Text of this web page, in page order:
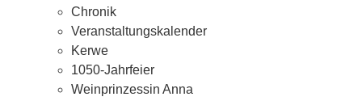
Chronik
Veranstaltungskalender
Kerwe
1050-Jahrfeier
Weinprinzessin Anna